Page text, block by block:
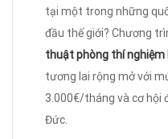
tại một trong những
đầu thế giới? Chương
thuật phòng thí nghiệm
tương lai rộng mở với
3.000€/tháng và cơ hội
Đức.